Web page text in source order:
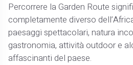
Percorrere la Garden Route
completamente diverso
paesaggi spettacolari, natura
gastronomia, attività outdoor e
affascinanti del paese.